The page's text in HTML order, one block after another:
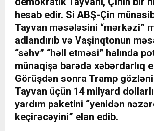
hesab edir. Si ABŞ-Çin
Tayvan məsələsini “mərkəzi”
adlandırıb və Vaşinqtonun
“səhv” “həll etməsi” halında
münaqişə barədə xəbərdarlıq
Görüşdən sonra Tramp
Tayvan üçün 14 milyard
yardım paketini “yenidən
keçirəcəyini” elan edib.